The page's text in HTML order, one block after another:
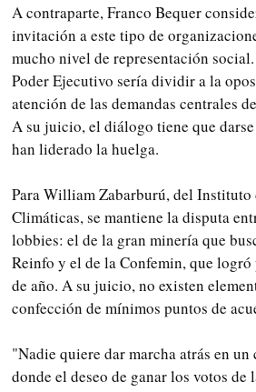
A contraparte, Franco Bequer
invitación a este tipo de
mucho nivel de representación
Poder Ejecutivo sería dividir a la
atención de las demandas centrales
A su juicio, el diálogo tiene que
han liderado la huelga.
Para William Zabarburú, del Instituto
Climáticas, se mantiene la disputa
lobbies: el de la gran minería que
Reinfo y el de la Confemin, que
de año. A su juicio, no existen
confección de mínimos puntos de
"Nadie quiere dar marcha atrás en
donde el deseo de ganar los votos